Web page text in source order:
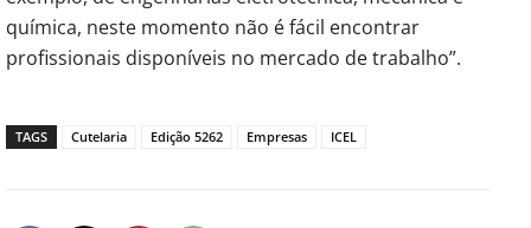
química, neste momento não é fácil encontrar
profissionais disponíveis no mercado de trabalho”.
TAGS Cutelaria Edição 5262 Empresas ICEL